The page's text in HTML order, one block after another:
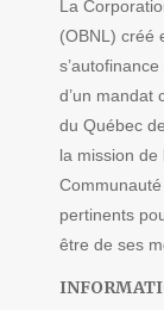
La
(OBNL) créé
d’un mandat
du Québec
la mission
pertinents
être de ses